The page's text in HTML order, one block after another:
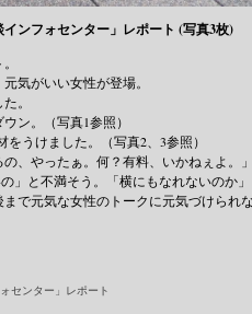
ンフォセンター」レポート (写真3枚)
気がいい女性が登場。
。
ン。（写真1参照）
うけました。（写真2、3参照）
、やったぁ。何？有料、いかねぇよ。
」と不満そう。「横にもなれないのか
で元気な女性のトークに元気づけられ
センター」レポート